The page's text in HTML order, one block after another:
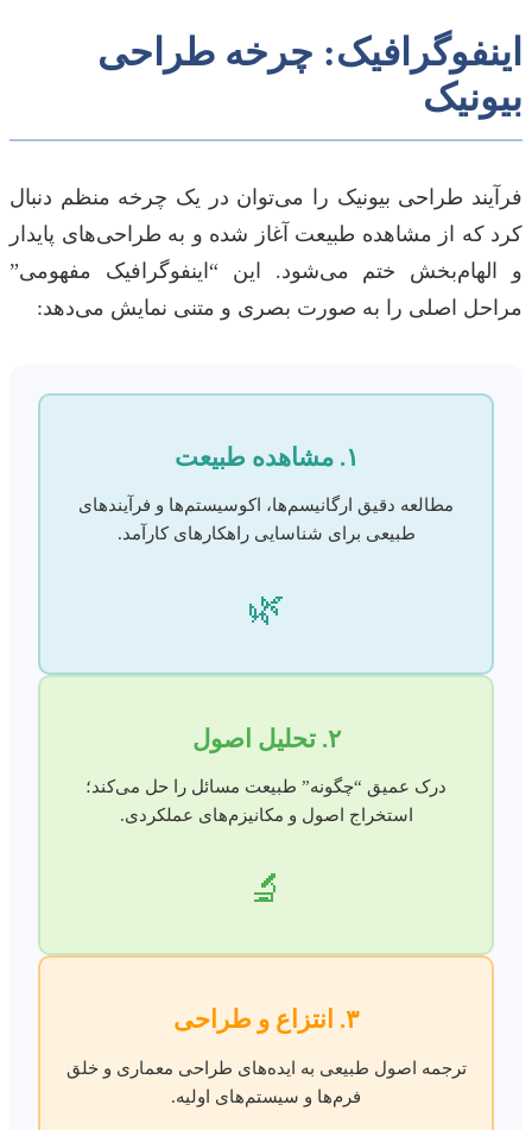
اینفوگرافیک: چرخه طراحی
بیونیک
فرآیند طراحی بیونیک را می‌توان در یک چرخه منظم دنبال
کرد که از مشاهده طبیعت آغاز شده و به طراحی‌های پایدار
و الهام‌بخش ختم می‌شود. این “اینفوگرافیک مفهومی”
مراحل اصلی را به صورت بصری و متنی نمایش می‌دهد:
۱. مشاهده طبیعت
مطالعه دقیق ارگانیسم‌ها، اکوسیستم‌ها و فرآیندهای
طبیعی برای شناسایی راهکارهای کارآمد.
🌿
۲. تحلیل اصول
درک عمیق “چگونه” طبیعت مسائل را حل می‌کند؛
استخراج اصول و مکانیزم‌های عملکردی.
🔬
۳. انتزاع و طراحی
ترجمه اصول طبیعی به ایده‌های طراحی معماری و خلق
فرم‌ها و سیستم‌های اولیه.